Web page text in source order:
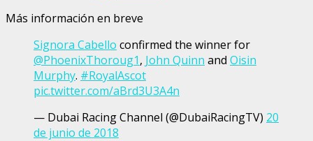
Más información en breve
Signora Cabello confirmed the winner for
@PhoenixThoroug1, John Quinn and Oisin
Murphy. #RoyalAscot
pic.twitter.com/aBrd3U3A4n
— Dubai Racing Channel (@DubaiRacingTV) 20
de junio de 2018